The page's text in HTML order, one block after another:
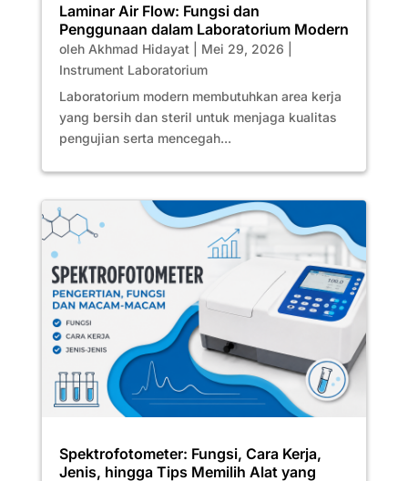
Laminar Air Flow: Fungsi dan
Penggunaan dalam Laboratorium Modern
oleh Akhmad Hidayat| Mei 29, 2026
Instrument Laboratorium
Laboratorium modern membutuhkan area kerja
yang bersih dan steril untuk menjaga kualitas
pengujian serta mencegah...
Spektrofotometer: Fungsi, Cara Kerja,
Jenis, hingga Tips Memilih Alat yang